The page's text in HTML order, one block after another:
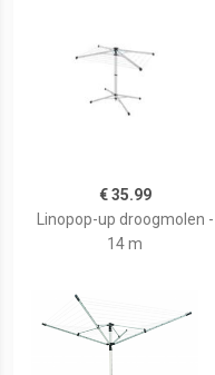
€ 35.99
Linopop-up droogmolen -
14 m